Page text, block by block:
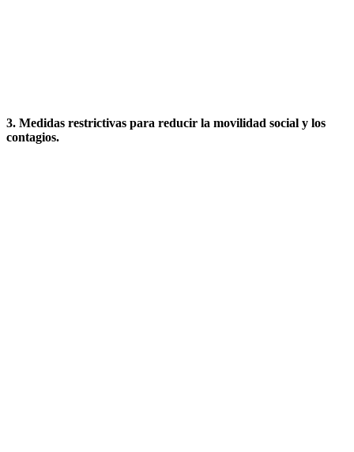
3. Medidas restrictivas para reducir la movilidad social y los
contagios.